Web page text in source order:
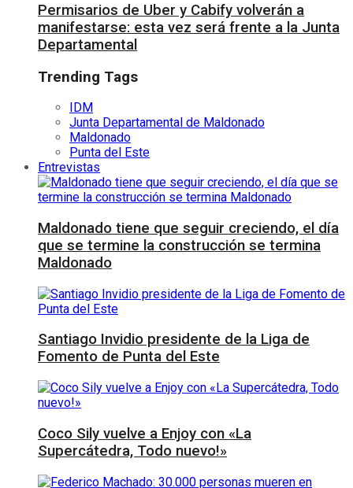
Permisarios de Uber y Cabify volverán a
manifestarse: esta vez será frente a la Junta
Departamental
Trending Tags
IDM
Junta Departamental de Maldonado
Maldonado
Punta del Este
Entrevistas
Maldonado tiene que seguir creciendo, el día
que se termine la construcción se termina
Maldonado
Santiago Invidio presidente de la Liga de
Fomento de Punta del Este
Coco Sily vuelve a Enjoy con «La
Supercátedra, Todo nuevo!»